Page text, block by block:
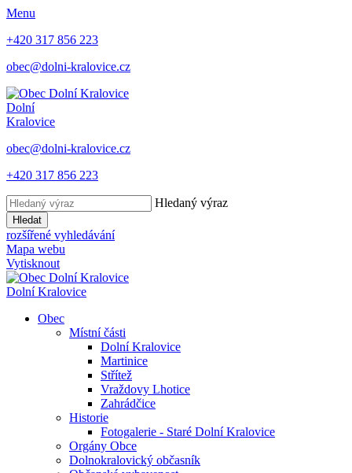
Menu
+420 317 856 223
obec@dolni-kralovice.cz
Dolní
Kralovice
obec@dolni-kralovice.cz
+420 317 856 223
Hledaný výraz
Hledat
rozšířené vyhledávání
Mapa webu
Vytisknout
Dolní Kralovice
Obec
Místní části
Dolní Kralovice
Martinice
Střítež
Vraždovy Lhotice
Zahrádčice
Historie
Fotogalerie - Staré Dolní Kralovice
Orgány Obce
Dolnokralovický občasník